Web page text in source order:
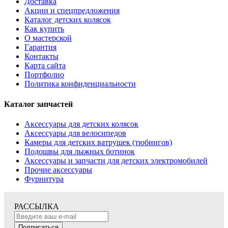
Акции и спецпредложения
Каталог детских колясок
Как купить
О мастерской
Гарантия
Контакты
Карта сайта
Портфолио
Политика конфиденциальности
Каталог запчастей
Аксессуары для детских колясок
Аксессуары для велосипедов
Камеры для детских ватрушек (тюбингов)
Подошвы для лыжных ботинок
Аксессуары и запчасти для детских электромобилей
Прочие аксессуары
Фурнитура
РАССЫЛКА